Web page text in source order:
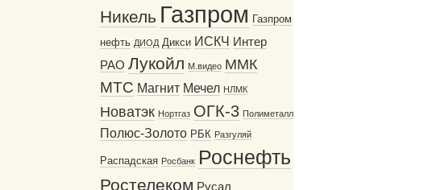
Никель Газпром Газпром
нефть ДИОД Дикси ИСКЧ Интер
РАО Лукойл М.видео ММК
МТС Магнит Мечел НЛМК
Новатэк Нортгаз ОГК-3 Полиметалл
Полюс-Золото РБК Разгуляй
Распадская Росбанк Роснефть
Ростелеком Русал